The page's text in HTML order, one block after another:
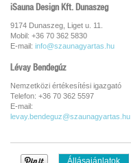
iSauna Design Kft. Dunaszeg
9174 Dunaszeg, Liget u. 11.
Mobil: +36 70 362 5830
E-mail: info@szaunagyartas.hu
Lévay Bendegúz
Nemzetközi értékesítési igazgató
Telefon: +36 70 362 5597
E-mail:
levay.bendeguz@szaunagyartas.hu
Állásajánlatok